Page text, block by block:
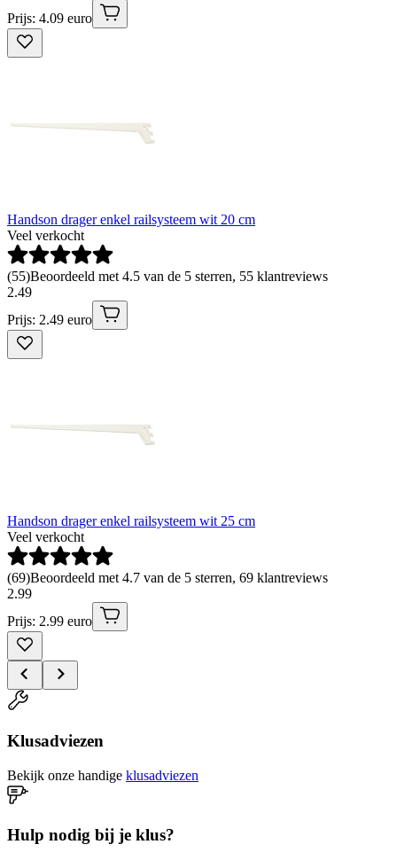
Prijs: 4.09 euro
Handson drager enkel railsysteem wit 20 cm
Veel verkocht
(55)Beoordeeld met 4.5 van de 5 sterren, 55 klantreviews
2.49
Prijs: 2.49 euro
Handson drager enkel railsysteem wit 25 cm
Veel verkocht
(69)Beoordeeld met 4.7 van de 5 sterren, 69 klantreviews
2.99
Prijs: 2.99 euro
Klusadviezen
Bekijk onze handige klusadviezen
Hulp nodig bij je klus?